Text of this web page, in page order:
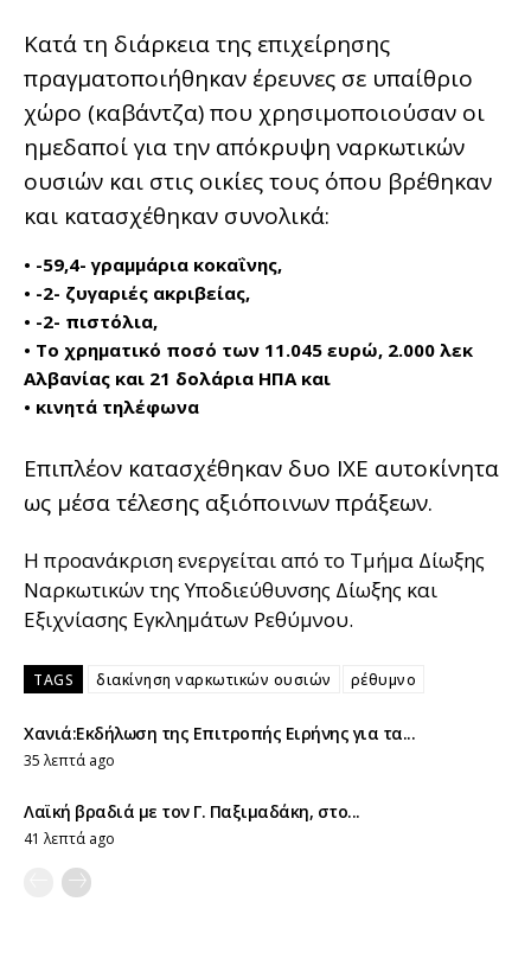
Κατά τη διάρκεια της επιχείρησης
πραγματοποιήθηκαν έρευνες σε υπαίθριο
χώρο (καβάντζα) που χρησιμοποιούσαν οι
ημεδαποί για την απόκρυψη ναρκωτικών
ουσιών και στις οικίες τους όπου βρέθηκαν
και κατασχέθηκαν συνολικά:
• -59,4- γραμμάρια κοκαΐνης,
• -2- ζυγαριές ακριβείας,
• -2- πιστόλια,
• Το χρηματικό ποσό των 11.045 ευρώ, 2.000 λεκ
Αλβανίας και 21 δολάρια ΗΠΑ και
• κινητά τηλέφωνα
Επιπλέον κατασχέθηκαν δυο ΙΧΕ αυτοκίνητα
ως μέσα τέλεσης αξιόποινων πράξεων.
Η προανάκριση ενεργείται από το Τμήμα Δίωξης
Ναρκωτικών της Υποδιεύθυνσης Δίωξης και
Εξιχνίασης Εγκλημάτων Ρεθύμνου.
TAGS διακίνηση ναρκωτικών ουσιών ρέθυμνο
Χανιά:Εκδήλωση της Επιτροπής Ειρήνης για τα...
35 λεπτά ago
Λαϊκή βραδιά με τον Γ. Παξιμαδάκη, στο...
41 λεπτά ago